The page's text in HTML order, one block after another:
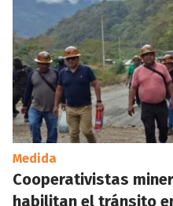
Medida
Cooperativistas
habilitan el tránsito